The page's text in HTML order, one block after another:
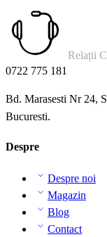
Relații
0722 775 181
Bd. Marasesti Nr 24,
Bucuresti.
Despre
Despre noi
Magazin
Blog
Contact